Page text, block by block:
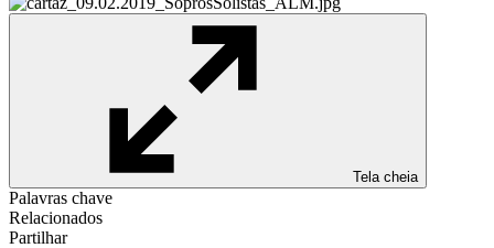
Tela cheia
Palavras chave
Relacionados
Partilhar